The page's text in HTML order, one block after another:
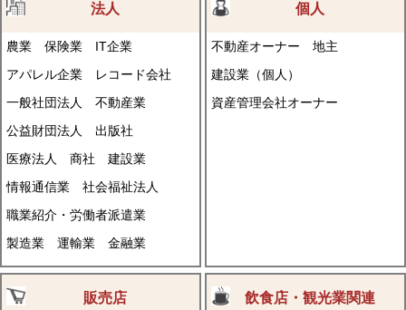
法人
農業 保険業
IT企業
アパレル企業
レコード会社
一般社団法人
不動産業
公益財団法人
出版社
医療法人
商社
建設業
情報通信業
社会福祉法人
職業紹介・労働者派遣業
製造業
運輸業 金融業
個人
不動産オーナー
地主
建設業（個人）
資産管理会社オーナー
販売店 飲食店・観光業関連